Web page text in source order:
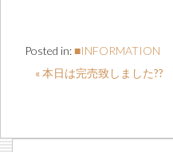
Posted in:■INFORMATION
« 本日は完売致しました??